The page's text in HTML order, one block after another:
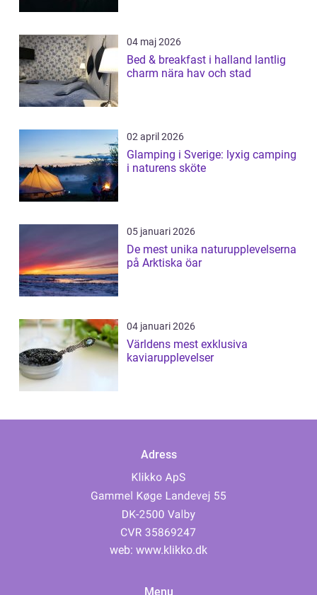
04 maj 2026
Bed & breakfast i halland lantlig
charm nära hav och stad
02 april 2026
Glamping i Sverige: lyxig camping
i naturens sköte
05 januari 2026
De mest unika naturupplevelserna
på Arktiska öar
04 januari 2026
Världens mest exklusiva
kaviarupplevelser
Adress
web: www.klikko.dk
Menu